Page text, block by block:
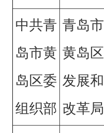
中共青
岛市黄
岛区委
组织部
青岛市
黄岛区
发展和
改革局